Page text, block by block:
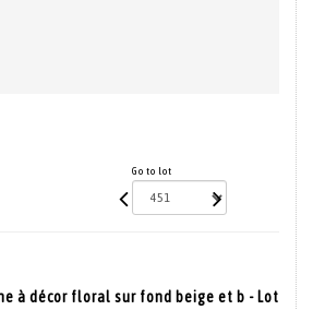
Go to lot
à décor floral sur fond beige et b - Lot